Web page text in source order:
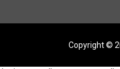
Copyright ©